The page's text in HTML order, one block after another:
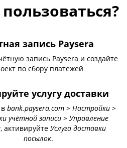
запись Paysera
запись Paysera и создайте
по сбору платежей
услугу доставки
bank.paysera.com > Настройки >
учётной записи > Управление
, aктивируйте Услуга доставки
посылок.